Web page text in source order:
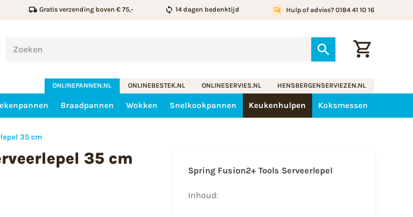
Gratis verzending boven € 75,- 14 dagen bedenktijd Hulp of advies? 0184 41 10 16
ONLINEPANNEN.NL ONLINEBESTEK.NL ONLINESERVIES.NL HENSBERGENSERVIEZEN.NL
Braadpannen Wokken Snelkookpannen Keukenhulpen Koksmessen
35 cm
35 cm
Spring Fusion2+ Tools Serveerlepel
Inhoud: